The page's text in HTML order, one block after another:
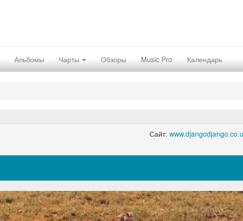
Альбомы Чарты Обзоры Music Pro Календарь
Сайт: